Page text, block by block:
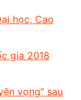
học, Cao
gia 2018
vọng” sau